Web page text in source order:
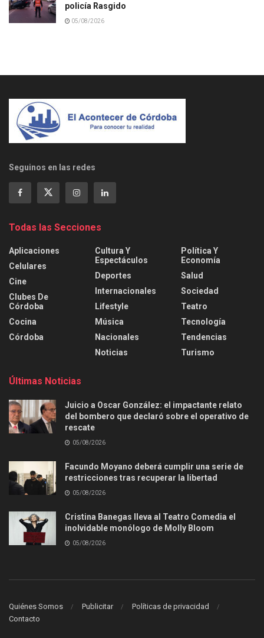
policía Rasgido
05/08/2026
Seguinos en las redes
Todas las Secciones
Aplicaciones
Celulares
Cine
Clubes De
Córdoba
Cocina
Córdoba
Cultura Y
Espectáculos
Deportes
Internacionales
Lifestyle
Música
Nacionales
Noticias
Política Y
Economía
Salud
Sociedad
Teatro
Tecnología
Tendencias
Turismo
Últimas Noticias
Juicio a Oscar González: el impactante relato
del bombero que declaró sobre el operativo de
rescate
05/08/2026
Facundo Moyano deberá cumplir una serie de
restricciones tras recuperar la libertad
05/08/2026
Cristina Banegas lleva al Teatro Comedia el
inolvidable monólogo de Molly Bloom
05/08/2026
Quiénes Somos Publicitar
Políticas de privacidad
Contacto